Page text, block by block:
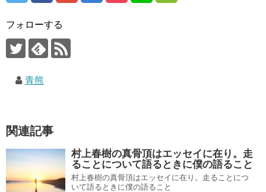
フォローする
青熊
関連記事
村上春樹の真骨頂はエッセイに在り。走
ることについて語るときに僕の語ること
村上春樹の真骨頂はエッセイに在り。走ることにつ
いて語るときに僕の語ること